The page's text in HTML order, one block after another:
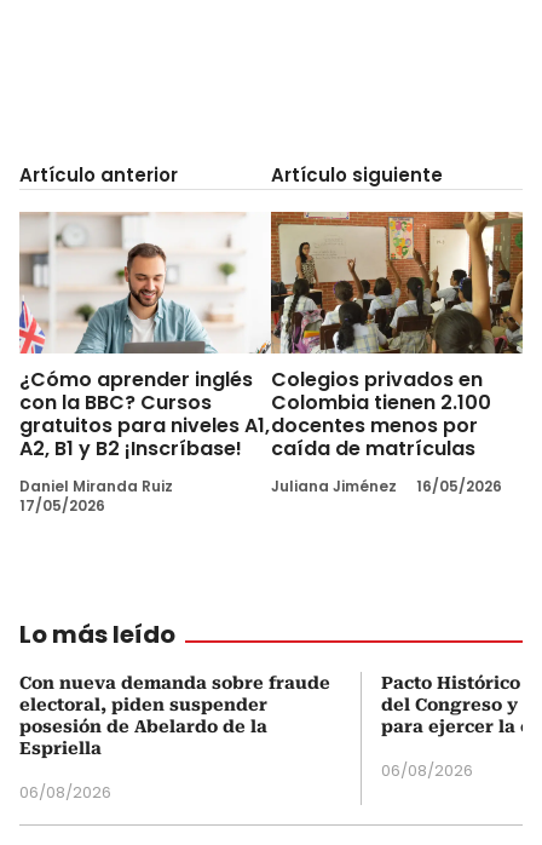
Artículo anterior
¿Cómo aprender inglés
con la BBC? Cursos
gratuitos para niveles A1,
A2, B1 y B2 ¡Inscríbase!
Daniel Miranda Ruiz
17/05/2026
Artículo siguiente
Colegios privados en
Colombia tienen 2.100
docentes menos por
caída de matrículas
Juliana Jiménez 16/05/2026
Lo más leído
Con nueva demanda sobre fraude
electoral, piden suspender
posesión de Abelardo de la
Espriella
06/08/2026
Pacto Histórico
del Congreso y
para ejercer la
06/08/2026